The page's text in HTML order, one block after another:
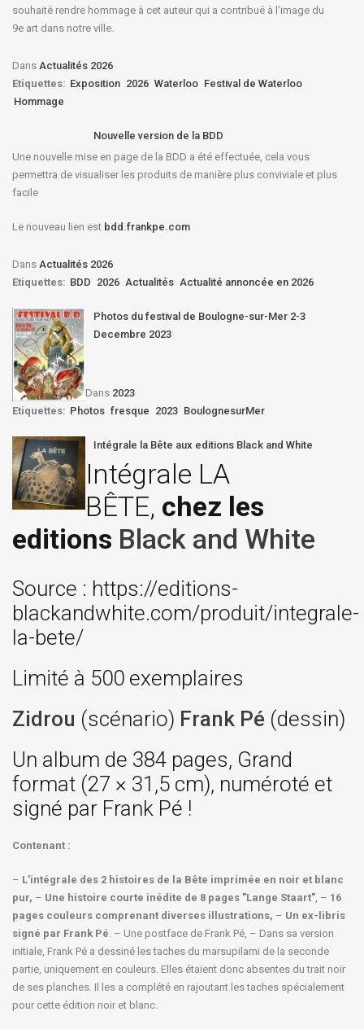
souhaité rendre hommage à cet auteur qui a contribué à l’image du
9e art dans notre ville.
Dans Actualités 2026
Etiquettes: Exposition 2026 Waterloo Festival de Waterloo
Hommage
Nouvelle version de la BDD
Une nouvelle mise en page de la BDD a été effectuée, cela vous
permettra de visualiser les produits de manière plus conviviale et plus
facile
Le nouveau lien est bdd.frankpe.com
Dans Actualités 2026
Etiquettes: BDD 2026 Actualités Actualité annoncée en 2026
Photos du festival de Boulogne-sur-Mer 2-3
Decembre 2023
Dans 2023
Etiquettes: Photos fresque 2023 BoulognesurMer
Intégrale la Bête aux editions Black and White
Intégrale LA
BÊTE, chez les
editions Black and White
Source : https://editions-
blackandwhite.com/produit/integrale-
la-bete/
Limité à 500 exemplaires
Zidrou (scénario) Frank Pé (dessin)
Un album de 384 pages, Grand
format (27 × 31,5 cm), numéroté et
signé par Frank Pé !
Contenant :
– L'intégrale des 2 histoires de la Bête imprimée en noir et blanc
pur, – Une histoire courte inédite de 8 pages "Lange Staart", – 16
pages couleurs comprenant diverses illustrations, – Un ex-libris
signé par Frank Pé. – Une postface de Frank Pé, – Dans sa version
initiale, Frank Pé a dessiné les taches du marsupilami de la seconde
partie, uniquement en couleurs. Elles étaient donc absentes du trait noir
de ses planches. Il les a complété en rajoutant les taches spécialement
pour cette édition noir et blanc.